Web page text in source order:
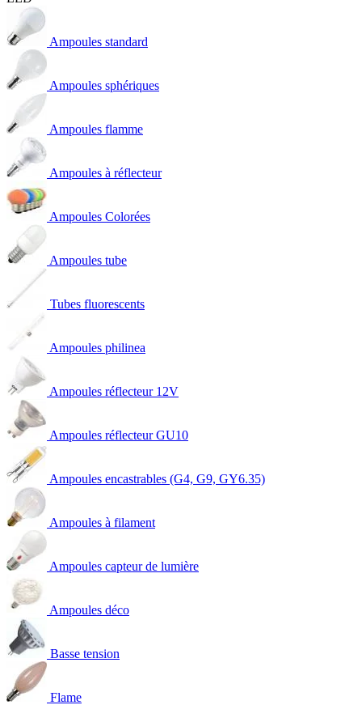
Ampoules standard
Ampoules sphériques
Ampoules flamme
Ampoules à réflecteur
Ampoules Colorées
Ampoules tube
Tubes fluorescents
Ampoules philinea
Ampoules réflecteur 12V
Ampoules réflecteur GU10
Ampoules encastrables (G4, G9, GY6.35)
Ampoules à filament
Ampoules capteur de lumière
Ampoules déco
Basse tension
Flame